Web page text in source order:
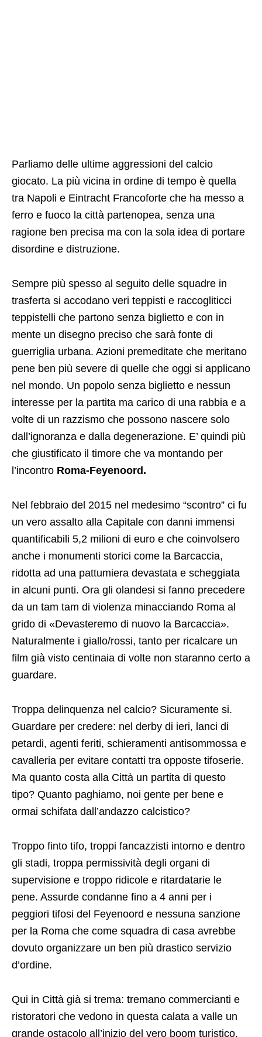
Parliamo delle ultime aggressioni del calcio
tra Napoli e Eintracht Francoforte che ha messo a
ferro e fuoco la città partenopea, senza una
ragione ben precisa ma con la sola idea di portare
disordine e distruzione.
Sempre più spesso al seguito delle squadre in
trasferta si accodano veri teppisti e raccogliticci
teppistelli che partono senza biglietto e con in
mente un disegno preciso che sarà fonte di
guerriglia urbana. Azioni premeditate che meritano
pene ben più severe di quelle che oggi si applicano
nel mondo. Un popolo senza biglietto e nessun
volte di un razzismo che possono nascere solo
dall’ignoranza e dalla degenerazione. E’ quindi più
che giustificato il timore che va montando per
l’incontroRoma-Feyenoord.
Nel febbraio del 2015 nel medesimo “scontro” ci fu
un vero assalto alla Capitale con danni immensi
quantificabili 5,2 milioni di euro e che coinvolsero
anche i monumenti storici come la Barcaccia,
ridotta ad una pattumiera devastata e scheggiata
in alcuni punti. Ora gli olandesi si fanno precedere
grido di «Devasteremo di nuovo la Barcaccia».
Naturalmente i giallo/rossi, tanto per ricalcare un
film già visto centinaia di volte non staranno certo a
guardare.
Troppa delinquenza nel calcio? Sicuramente si.
Guardare per credere: nel derby di ieri, lanci di
cavalleria per evitare contatti tra opposte tifoserie.
Ma quanto costa alla Città un partita di questo
tipo? Quanto paghiamo, noi gente per bene e
ormai schifata dall’andazzo calcistico?
Troppo finto tifo, troppi fancazzisti intorno e dentro
gli stadi, troppa permissività degli organi di
supervisione e troppo ridicole e ritardatarie le
peggiori tifosi del Feyenoord e nessuna sanzione
per la Roma che come squadra di casa avrebbe
dovuto organizzare un ben più drastico servizio